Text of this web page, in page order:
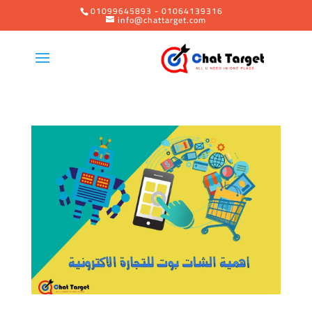
01099645893 - 01064139316
info@chattarget.com